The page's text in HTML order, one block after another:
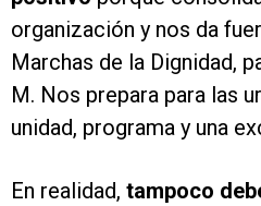
organización y nos da
Marchas de la Dignidad,
M. Nos prepara para las
unidad, programa y una
En realidad, tampoco